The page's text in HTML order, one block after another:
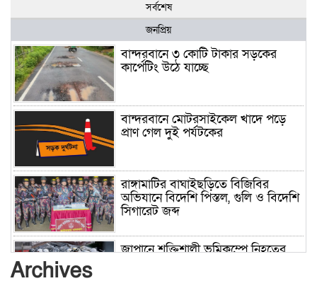
সর্বশেষ
জনপ্রিয়
বান্দরবানে ৩ কোটি টাকার সড়কের
কার্পেটিং উঠে যাচ্ছে
বান্দরবানে মোটরসাইকেল খাদে পড়ে
প্রাণ গেল দুই পর্যটকের
রাঙ্গামাটির বাঘাইছড়িতে বিজিবির
অভিযানে বিদেশি পিস্তল, গুলি ও বিদেশি
সিগারেট জব্দ
জাপানে শক্তিশালী ভূমিকম্পে নিহতের
Archives